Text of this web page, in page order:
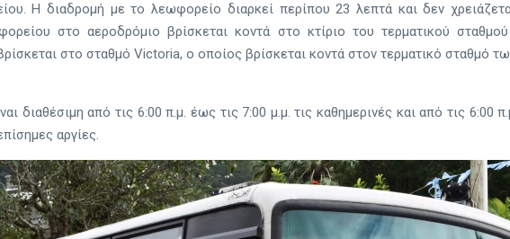
Η διαδρομή με το λεωφορείο διαρκεί περίπου 23 λεπτά και δεν
στο αεροδρόμιο βρίσκεται κοντά στο κτίριο του τερματικού
στο σταθμό Victoria, ο οποίος βρίσκεται κοντά στον τερματικό σταθμό
διαθέσιμη από τις 6:00 π.μ. έως τις 7:00 μ.μ. τις καθημερινές και από τις 6:00
αργίες.